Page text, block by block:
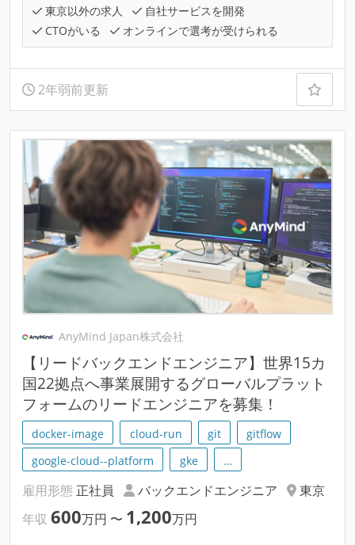
東京以外の求人
自社サービスを開発
CTOがいる
オンラインで選考が受けられる
2年弱前更新
AnyMind Japan株式会社
【リードバックエンドエンジニア】世界15カ
国22拠点へ事業展開するグローバルプラット
フォームのリードエンジニアを募集！
docker-image cloud-run git
gitflow
google-cloud--platform
gke …
雇用形態 正社員 バックエンドエンジニア
東京
年収 600万円 〜 1,200万円